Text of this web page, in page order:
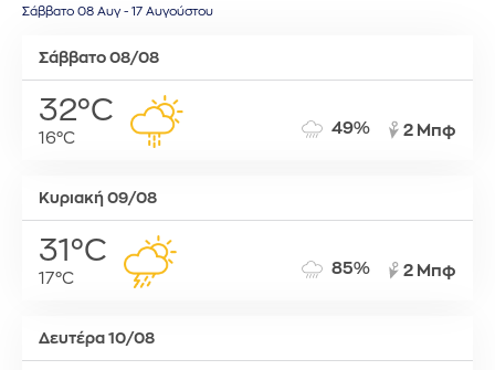
Σάββατο 08 Αυγ - 17 Αυγούστου
Σάββατο 08/08
32°C
16°C
49% 2 Μπφ
Κυριακή 09/08
31°C
17°C
85% 2 Μπφ
Δευτέρα 10/08